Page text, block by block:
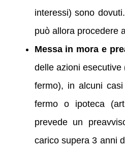
interessi) sono
può allora procedere
Messa in mora e
delle azioni esecutive
fermo), in alcuni
fermo o ipoteca
prevede un
carico supera 3 anni